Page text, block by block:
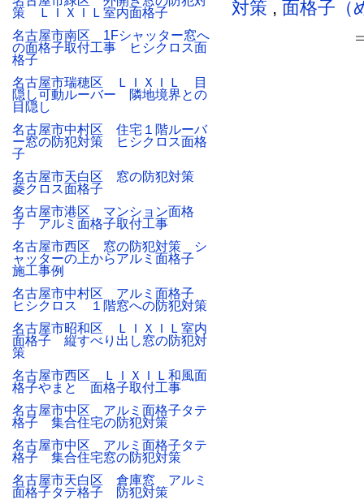
対策 , 面格子（
策 ＬＩＸＩＬ室内面格子
名古屋市南区 1Fシャッター窓へ
の面格子取付工事 ヒシクロス面
格子
名古屋市瑞穂区 ＬＩＸＩＬ 目
隠し可動ルーバー 隣地境界との
目隠し
名古屋市中村区 住宅１階ルーバ
ー窓の防犯対策 ヒシクロス面格
子
名古屋市天白区 窓の防犯対策
菱クロス面格子
名古屋市港区 マンション面格
子 アルミ面格子取付工事
名古屋市西区 窓の防犯対策 シ
ャッターの上からアルミ面格子
施工事例
名古屋市中村区 アルミ面格子
ヒシクロス １階窓への防犯対策
名古屋市昭和区 ＬＩＸＩＬ室内
面格子 縦すべり出し窓の防犯対
策
名古屋市西区 ＬＩＸＩＬ和風面
格子やまと 面格子取付工事
名古屋市中区 アルミ面格子タテ
格子 集合住宅の防犯対策
名古屋市中区 アルミ面格子タテ
格子 集合住宅窓の防犯対策
名古屋市天白区 倉庫窓 アルミ
面格子タテ格子 防犯対策